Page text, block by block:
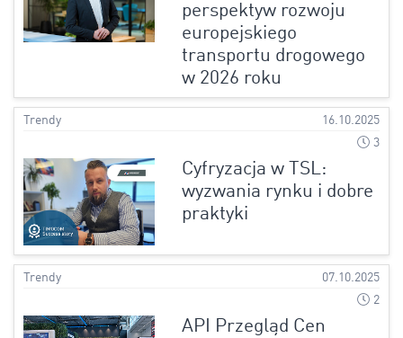
perspektyw rozwoju
europejskiego
transportu drogowego
w 2026 roku
Trendy
16.10.2025
3
Cyfryzacja w TSL:
wyzwania rynku i dobre
praktyki
Trendy
07.10.2025
2
API Przegląd Cen